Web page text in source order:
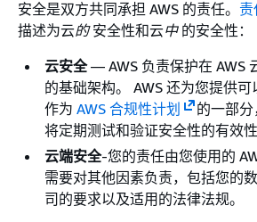
安全是双方共同承担 AWS 的责任。
描述为云的安全性和云中的安全性：
云安全— AWS 负责保护在 AWS
的基础架构。 AWS 还为您提供可
作为 AWS 合规性计划
的一部
将定期测试和验证安全性的有效性
云端安全-您的责任由您使用的
需要对其他因素负责，包括您的
司的要求以及适用的法律法规。